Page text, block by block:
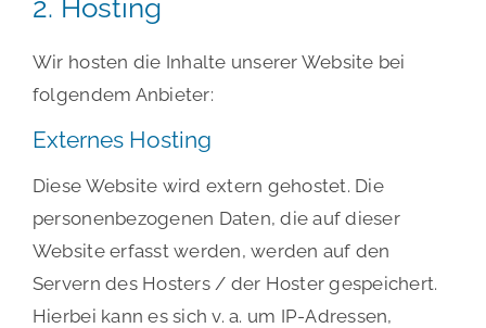
2. Hosting
Wir hosten die Inhalte unserer Website bei
folgendem Anbieter:
Externes Hosting
Diese Website wird extern gehostet. Die
personenbezogenen Daten, die auf dieser
Website erfasst werden, werden auf den
Servern des Hosters / der Hoster gespeichert.
Hierbei kann es sich v. a. um IP-Adressen,